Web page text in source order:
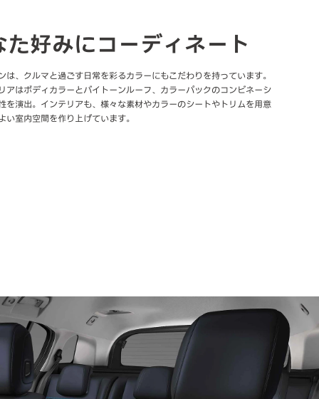
た好みにコーディネート
は、クルマと過ごす日常を彩るカラーにもこだわりを持っています。
アはボディカラーとバイトーンルーフ、カラーパックのコンビネーシ
を演出。インテリアも、様々な素材やカラーのシートやトリムを用意
い室内空間を作り上げています。